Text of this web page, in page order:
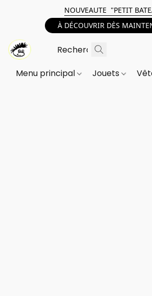
NOUVEAUTE "PETIT
À DÉCOUVRIR DÈS
Menu principal Jouets